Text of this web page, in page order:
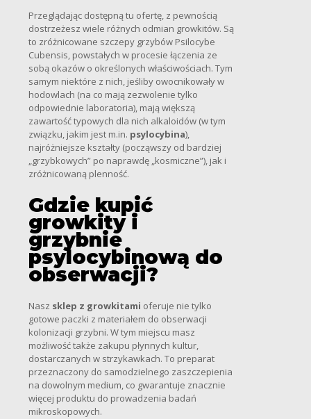
Przeglądając dostępną tu ofertę, z pewnością
dostrzeżesz wiele różnych odmian growkitów. Są
to zróżnicowane szczepy grzybów Psilocybe
Cubensis, powstałych w procesie łączenia ze
sobą okazów o określonych właściwościach. Tym
samym niektóre z nich, jeśliby owocnikowały w
hodowlach (na co mają zezwolenie tylko
odpowiednie laboratoria), mają większą
zawartość typowych dla nich alkaloidów (w tym
związku, jakim jest m.in. psylocybina),
najróżniejsze kształty (począwszy od bardziej
„grzybkowych” po naprawdę „kosmiczne”), jak i
zróżnicowaną plenność.
Gdzie kupić
growkity i
grzybnie
psylocybinową do
obserwacji?
Nasz sklep z growkitami oferuje nie tylko
gotowe paczki z materiałem do obserwacji
kolonizacji grzybni. W tym miejscu masz
możliwość także zakupu płynnych kultur,
dostarczanych w strzykawkach. To preparat
przeznaczony do samodzielnego zaszczepienia
na dowolnym medium, co gwarantuje znacznie
więcej produktu do prowadzenia badań
mikroskopowych.